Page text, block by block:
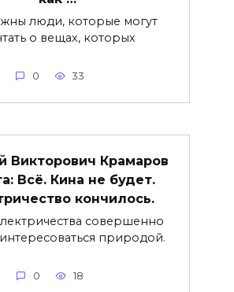
люди, которые могут
о вещах, которых
0 33
Викторович Крамаров
Всё. Кина не будет.
кончилось.
совершенно
природой.
0 18